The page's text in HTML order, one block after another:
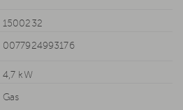
1500232
0077924993176
4,7 kW
Gas